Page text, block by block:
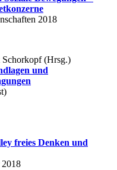
2018
(Hrsg.)
und
freies Denken und
2018